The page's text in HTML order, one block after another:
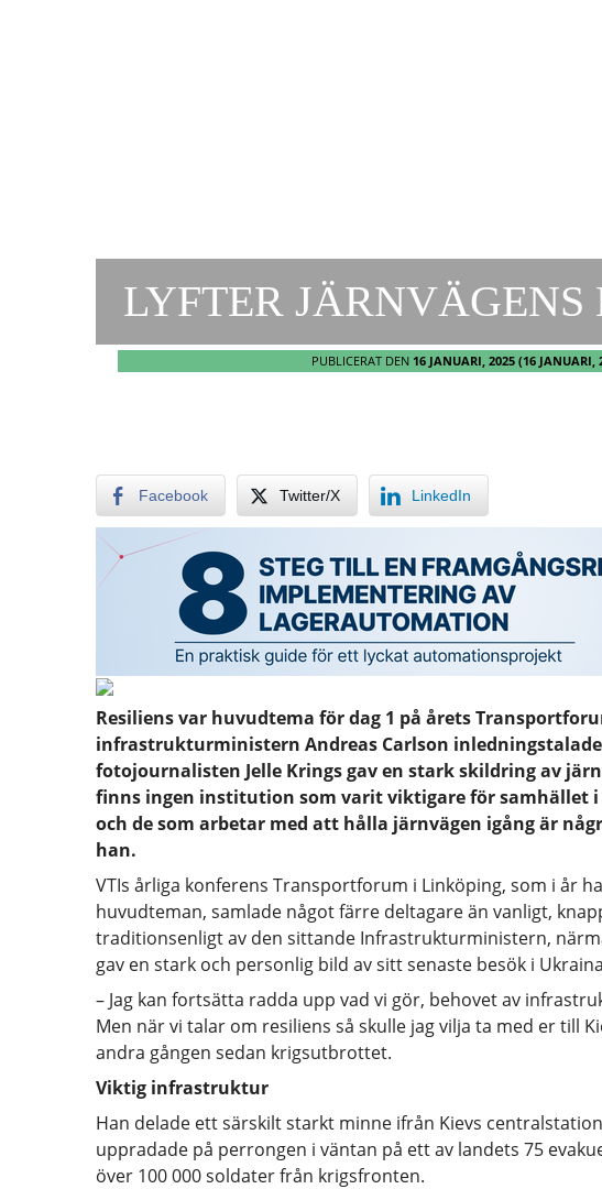
LYFTER JÄRNVÄGENS
PUBLICERAT DEN 16 JANUARI, 2025(16 JANUARI,
Facebook Twitter/X LinkedIn
Resiliens var huvudtema för dag 1 på årets
infrastrukturministern Andreas Carlson
fotojournalisten Jelle Krings gav en stark skildring av
finns ingen institution som varit viktigare för samhället
och de som arbetar med att hålla järnvägen igång är
han.
VTIs årliga konferens Transportforum i Linköping, som i år
huvudteman, samlade något färre deltagare än vanligt,
traditionsenligt av den sittande Infrastrukturministern,
gav en stark och personlig bild av sitt senaste besök i
– Jag kan fortsätta radda upp vad vi gör, behovet av
Men när vi talar om resiliens så skulle jag vilja ta med er till
andra gången sedan krigsutbrottet.
Viktig infrastruktur
Han delade ett särskilt starkt minne ifrån Kievs
uppradade på perrongen i väntan på ett av landets 75
över 100 000 soldater från krigsfronten.